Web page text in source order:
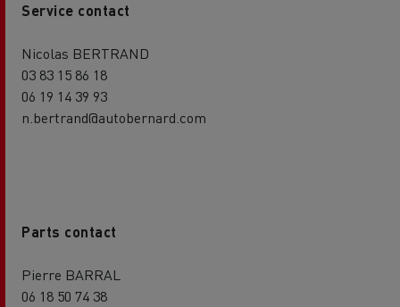
Service contact
Nicolas BERTRAND
03 83 15 86 18
06 19 14 39 93
n.bertrand@autobernard.com
Parts contact
Pierre BARRAL
06 18 50 74 38